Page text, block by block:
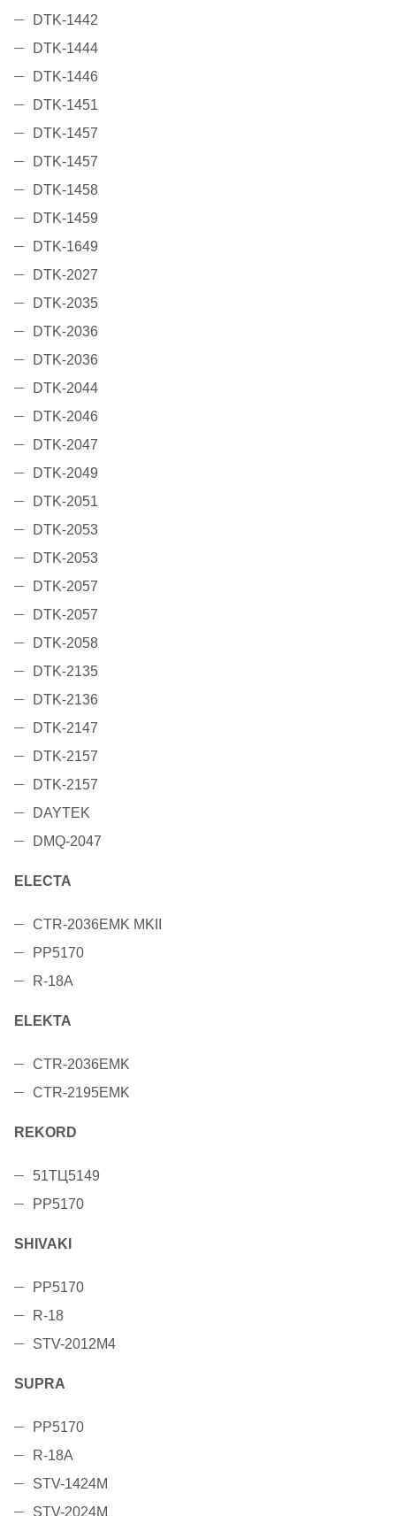
DTK-1442
DTK-1444
DTK-1446
DTK-1451
DTK-1457
DTK-1457
DTK-1458
DTK-1459
DTK-1649
DTK-2027
DTK-2035
DTK-2036
DTK-2036
DTK-2044
DTK-2046
DTK-2047
DTK-2049
DTK-2051
DTK-2053
DTK-2053
DTK-2057
DTK-2057
DTK-2058
DTK-2135
DTK-2136
DTK-2147
DTK-2157
DTK-2157
DAYTEK
DMQ-2047
ELECTA
CTR-2036EMK MKII
PP5170
R-18A
ELEKTA
CTR-2036EMK
CTR-2195EMK
REKORD
51ТЦ5149
PP5170
SHIVAKI
PP5170
R-18
STV-2012M4
SUPRA
PP5170
R-18A
STV-1424M
STV-2024M